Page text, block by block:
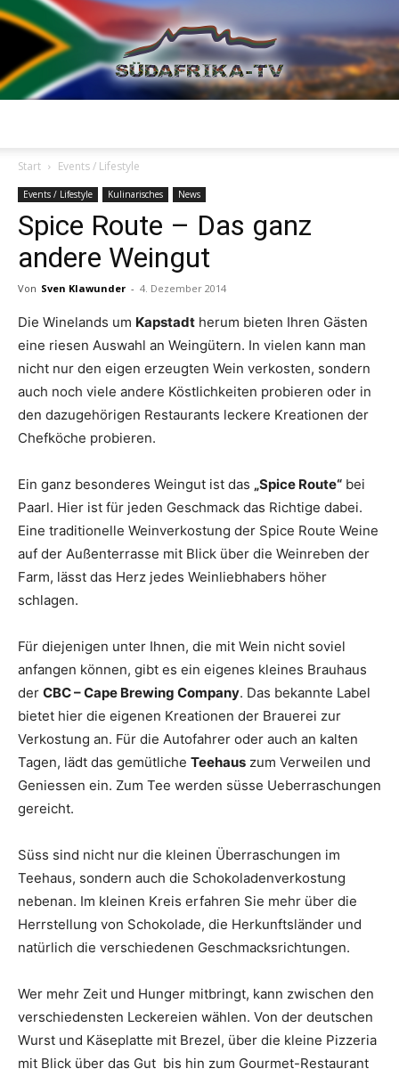
TV
Start Events / Lifestyle
Events / Lifestyle Kulinarisches News
Spice Route – Das ganz
andere Weingut
Von Sven Klawunder - 4. Dezember 2014
Die Winelands um Kapstadt herum bieten Ihren Gästen
eine riesen Auswahl an Weingütern. In vielen kann man
nicht nur den eigen erzeugten Wein verkosten, sondern
auch noch viele andere Köstlichkeiten probieren oder in
den dazugehörigen Restaurants leckere Kreationen der
Chefköche probieren.
Ein ganz besonderes Weingut ist das „Spice Route“ bei
Paarl. Hier ist für jeden Geschmack das Richtige dabei.
Eine traditionelle Weinverkostung der Spice Route Weine
auf der Außenterrasse mit Blick über die Weinreben der
Farm, lässt das Herz jedes Weinliebhabers höher
schlagen.
Für diejenigen unter Ihnen, die mit Wein nicht soviel
anfangen können, gibt es ein eigenes kleines Brauhaus
der CBC – Cape Brewing Company. Das bekannte Label
bietet hier die eigenen Kreationen der Brauerei zur
Verkostung an. Für die Autofahrer oder auch an kalten
Tagen, lädt das gemütliche Teehaus zum Verweilen und
Geniessen ein. Zum Tee werden süsse Ueberraschungen
gereicht.
Süss sind nicht nur die kleinen Überraschungen im
Teehaus, sondern auch die Schokoladenverkostung
nebenan. Im kleinen Kreis erfahren Sie mehr über die
Herrstellung von Schokolade, die Herkunftsländer und
natürlich die verschiedenen Geschmacksrichtungen.
Wer mehr Zeit und Hunger mitbringt, kann zwischen den
verschiedensten Leckereien wählen. Von der deutschen
Wurst und Käseplatte mit Brezel, über die kleine Pizzeria
mit Blick über das Gut bis hin zum Gourmet-Restaurant